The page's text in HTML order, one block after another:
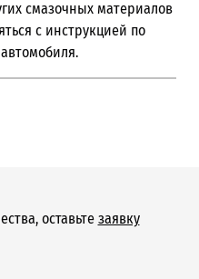
смазочных материалов
с инструкцией по
оставьте заявку